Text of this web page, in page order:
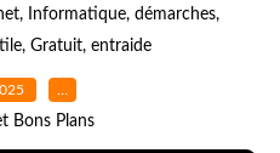
, Informatique, démarches,
, Gratuit, entraide
…
Bons Plans